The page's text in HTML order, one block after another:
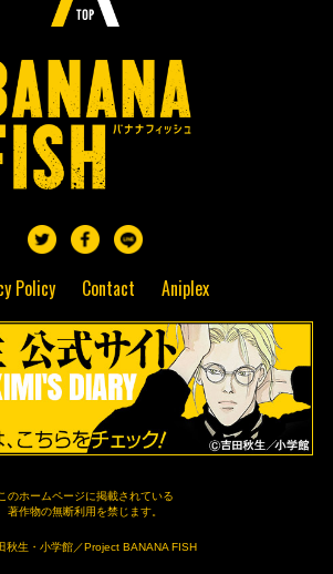
Policy Contact Aniplex
のホームページに掲載されている
著作物の無断利用を禁じます。
秋生・小学館／Project BANANA FISH